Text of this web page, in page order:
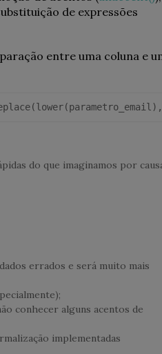
de expressões
entre uma coluna e
do que imaginamos por
errados e será muito mais
conhecer alguns acentos de
implementadas